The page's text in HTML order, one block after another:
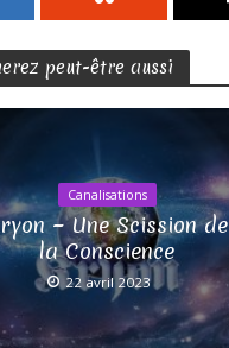
peut-être aussi
Canalisations
~ Une Scission de
la Conscience
22 avril 2023